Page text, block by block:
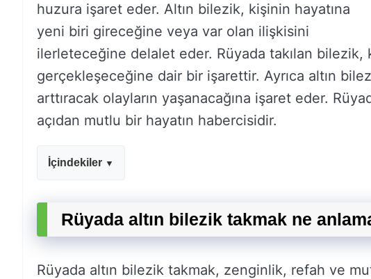
huzura işaret eder. Altın bilezik, kişinin hayatına
yeni biri gireceğine veya var olan ilişkisini
ilerleteceğine delalet eder. Rüyada takılan bilezik,
gerçekleşeceğine dair bir işarettir. Ayrıca altın
arttıracak olayların yaşanacağına işaret eder.
açıdan mutlu bir hayatın habercisidir.
İçindekiler
Rüyada altın bilezik takmak ne
Rüyada altın bilezik takmak, zenginlik, refah ve